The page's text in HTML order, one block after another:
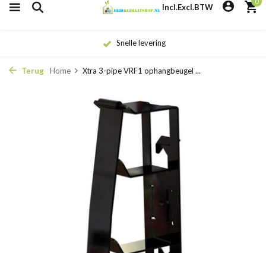
Incl.Excl.BTW
Snelle levering
Terug Home Xtra 3-pipe VRF1 ophangbeugel ...